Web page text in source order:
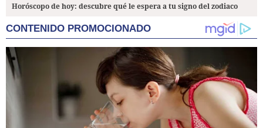
Horóscopo de hoy: descubre qué le espera a tu signo del zodiaco
CONTENIDO PROMOCIONADO